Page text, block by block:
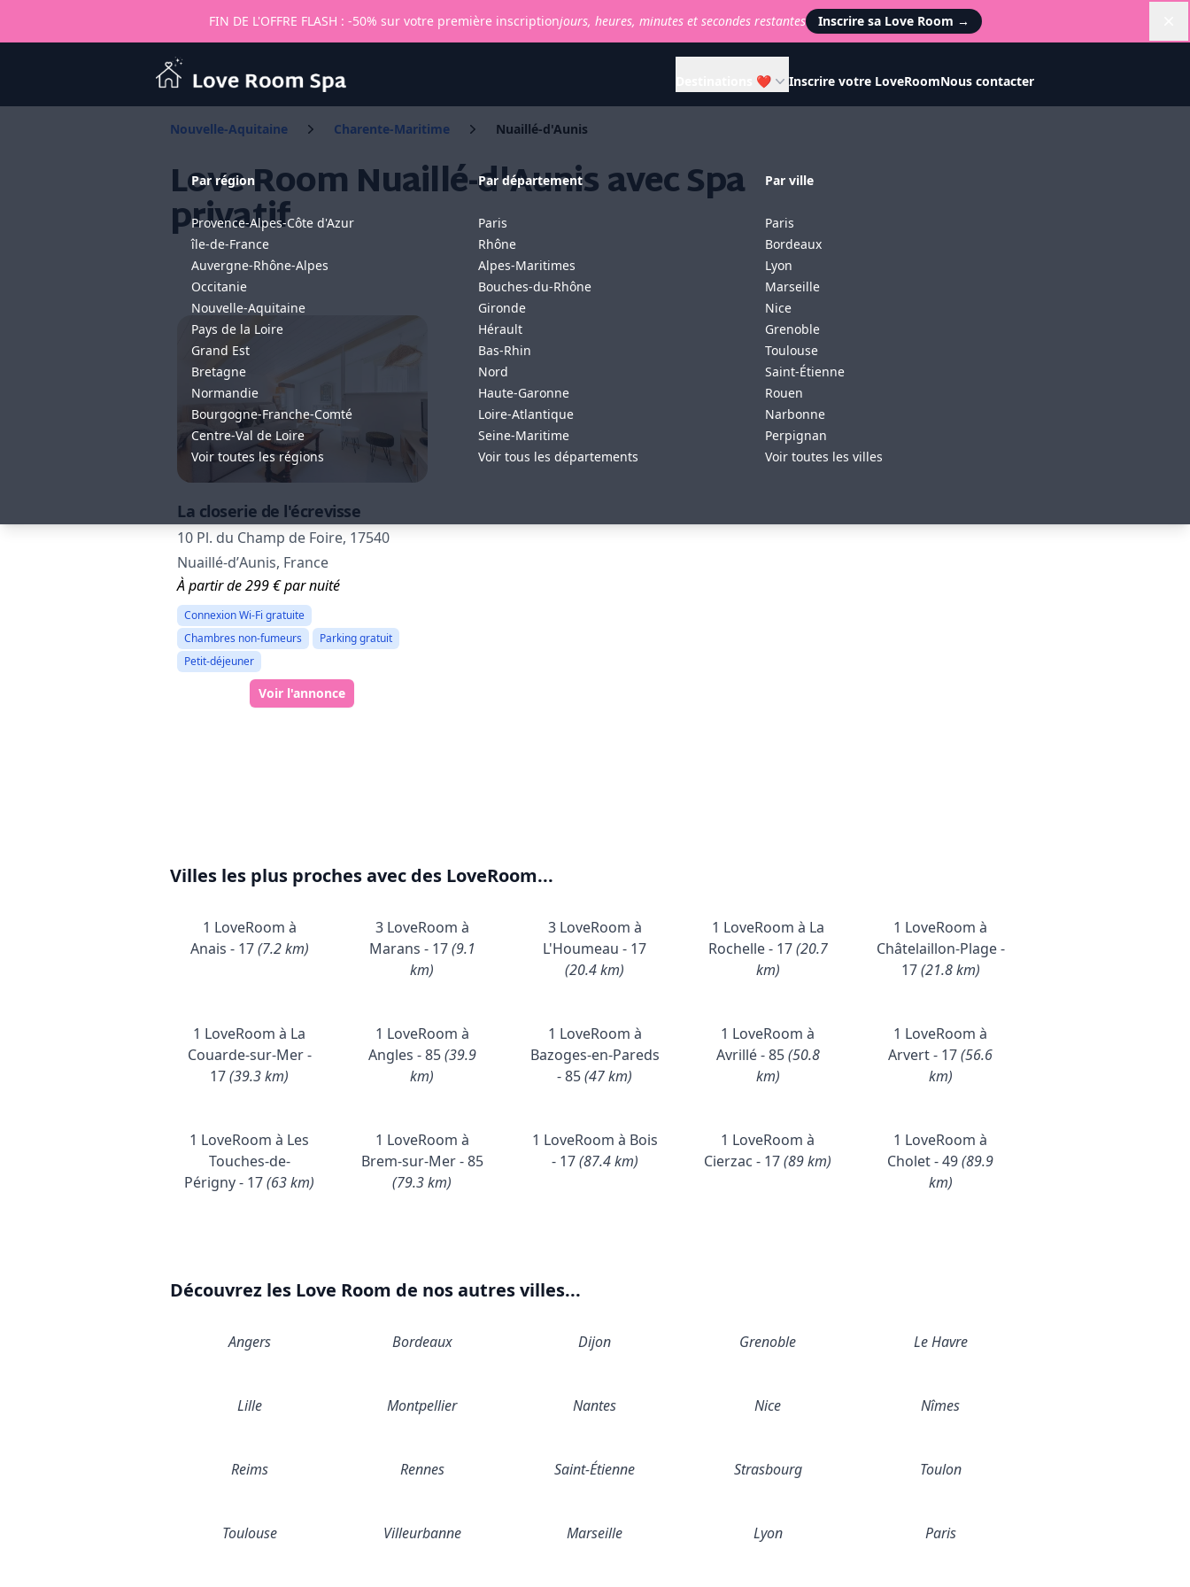
FIN DE L'OFFRE FLASH : -50% sur votre première inscriptionjours, heures, minutes et secondes restantes Inscrire sa Love Room →
Love Room Spa
Destinations ❤
Par région
Provence-Alpes-Côte d'Azur
île-de-France
Auvergne-Rhône-Alpes
Occitanie
Nouvelle-Aquitaine
Pays de la Loire
Grand Est
Bretagne
Normandie
Bourgogne-Franche-Comté
Centre-Val de Loire
Voir toutes les régions
Par département
Paris
Rhône
Alpes-Maritimes
Bouches-du-Rhône
Gironde
Hérault
Bas-Rhin
Nord
Haute-Garonne
Loire-Atlantique
Seine-Maritime
Voir tous les départements
Par ville
Paris
Bordeaux
Lyon
Marseille
Nice
Grenoble
Toulouse
Saint-Étienne
Rouen
Narbonne
Perpignan
Voir toutes les villes
Inscrire votre LoveRoomNous contacter
Nouvelle-Aquitaine Charente-Maritime Nuaillé-d'Aunis
Love Room Nuaillé-d'Aunis avec Spa
privatif
La closerie de l'écrevisse
10 Pl. du Champ de Foire, 17540
Nuaillé-dʼAunis, France
À partir de 299 € par nuité
Connexion Wi-Fi gratuite
Chambres non-fumeurs
Parking gratuit
Petit-déjeuner
Voir l'annonce
Villes les plus proches avec des LoveRoom...
1 LoveRoom à
Anais - 17(7.2 km)
3 LoveRoom à
Marans - 17(9.1
km)
3 LoveRoom à
L'Houmeau - 17
(20.4 km)
1 LoveRoom à La
Rochelle - 17(20.7
km)
1 LoveRoom à
Châtelaillon-Plage -
17(21.8 km)
1 LoveRoom à La
Couarde-sur-Mer -
17(39.3 km)
1 LoveRoom à
Angles - 85(39.9
km)
1 LoveRoom à
Bazoges-en-Pareds
- 85(47 km)
1 LoveRoom à
Avrillé - 85(50.8
km)
1 LoveRoom à
Arvert - 17(56.6
km)
1 LoveRoom à Les
Touches-de-
Périgny - 17(63 km)
1 LoveRoom à
Brem-sur-Mer - 85
(79.3 km)
1 LoveRoom à Bois
- 17(87.4 km)
1 LoveRoom à
Cierzac - 17(89 km)
1 LoveRoom à
Cholet - 49(89.9
km)
Découvrez les Love Room de nos autres villes...
Angers Bordeaux Dijon Grenoble Le Havre
Lille Montpellier Nantes Nice Nîmes
Reims Rennes Saint-Étienne Strasbourg Toulon
Toulouse Villeurbanne Marseille Lyon Paris